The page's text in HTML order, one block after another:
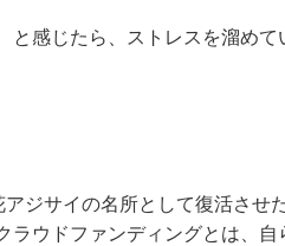
と感じたら、ストレスを溜めて
ジサイの名所として復活させ
ラウドファンディングとは、自